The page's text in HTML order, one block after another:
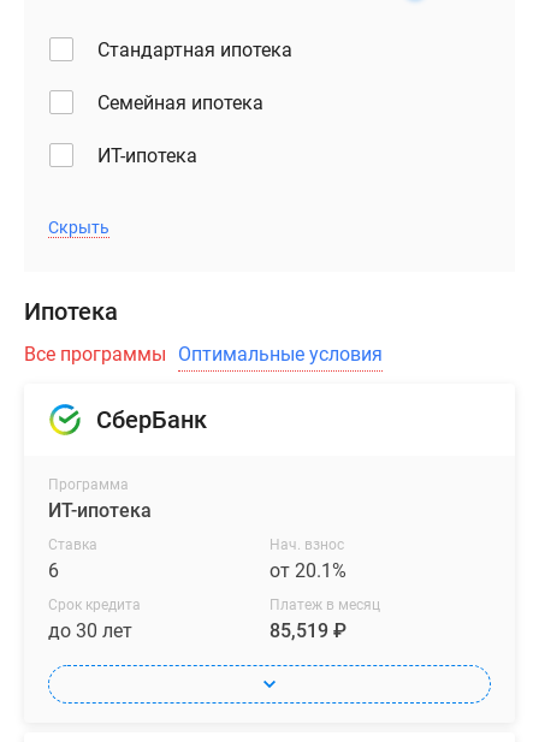
Стандартная ипотека
Семейная ипотека
ИТ-ипотека
Скрыть
Ипотека
Все программы Оптимальные условия
СберБанк
Программа
ИТ-ипотека
Ставка
6
Нач. взнос
от 20.1%
Срок кредита
до 30 лет
Платеж в месяц
85,519 ₽